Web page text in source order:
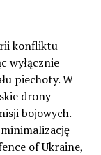
konfliktu
wyłącznie
piechoty. W
drony
bojowych.
of Ukraine,